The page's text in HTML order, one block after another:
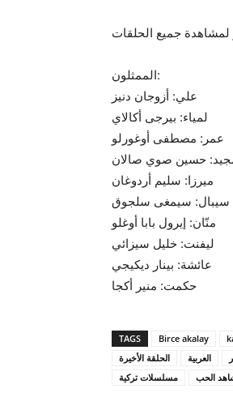
الممثلون:
علي: أزوجان دنيز
لمياء: بيرجى أكالاي
عمر: مصطفى أوغورلو
حسين صوي صالان
ميرزا: سليم أردوغان
سيبال: سيمغى سلجوق
منّان: إيرول بابا أوغلو
ليفنت: خليل سيزائي
عائشة: بينار ديكيجي
حكمت: منير أكجا
TAGS Birce akalay
الحلقة الأخيرة
العربية
مسلسلات تركية
الحب